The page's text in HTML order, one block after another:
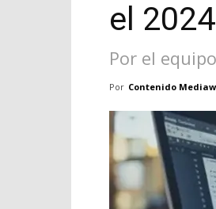
el
Por el
Por Contenido